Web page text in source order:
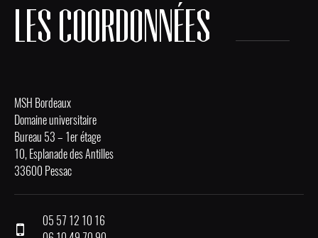
LES COORDONNÉES
MSH Bordeaux
Domaine universitaire
Bureau 53 – 1er étage
10, Esplanade des Antilles
33600 Pessac
05 57 12 10 16